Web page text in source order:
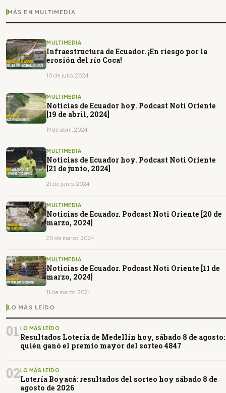
MÁS EN MULTIMEDIA
MULTIMEDIA
Infraestructura de Ecuador. ¡En riesgo por la
erosión del río Coca!
10 de julio, 2024
MULTIMEDIA
Noticias de Ecuador hoy. Podcast Noti Oriente
[19 de abril, 2024]
19 de abril, 2024
MULTIMEDIA
Noticias de Ecuador hoy. Podcast Noti Oriente
[21 de junio, 2024]
21 de junio, 2024
MULTIMEDIA
Noticias de Ecuador. Podcast Noti Oriente [20 de
marzo, 2024]
20 de marzo, 2024
MULTIMEDIA
Noticias de Ecuador. Podcast Noti Oriente [11 de
marzo, 2024]
11 de marzo, 2024
LO MÁS LEÍDO
01 LO MÁS LEÍDO
Resultados Lotería de Medellín hoy, sábado 8 de agosto:
quién ganó el premio mayor del sorteo 4847
02LO MÁS LEÍDO
Lotería Boyacá: resultados del sorteo hoy sábado 8 de
agosto de 2026